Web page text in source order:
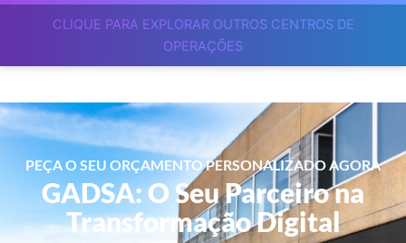
CLIQUE PARA EXPLORAR OUTROS CENTROS DE
OPERAÇÕES
PEÇA O SEU ORÇAMENTO PERSONALIZADO AGORA
GADSA: O Seu Parceiro na
Transformação Digital